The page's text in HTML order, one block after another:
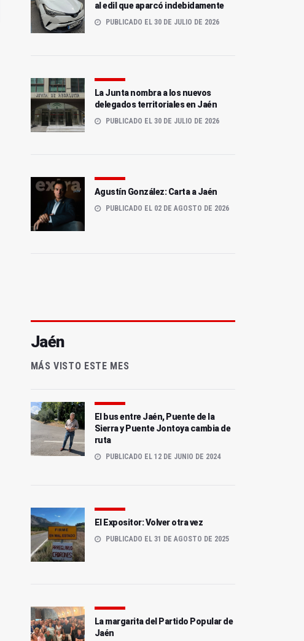
al edil que aparcó indebidamente
PUBLICADO EL 30 DE JULIO DE 2026
La Junta nombra a los nuevos
delegados territoriales en Jaén
PUBLICADO EL 30 DE JULIO DE 2026
Agustín González: Carta a Jaén
PUBLICADO EL 02 DE AGOSTO DE 2026
Jaén
MÁS VISTO ESTE MES
El bus entre Jaén, Puente de la
Sierra y Puente Jontoya cambia de
ruta
PUBLICADO EL 12 DE JUNIO DE 2024
El Expositor: Volver otra vez
PUBLICADO EL 31 DE AGOSTO DE 2025
La margarita del Partido Popular de
Jaén